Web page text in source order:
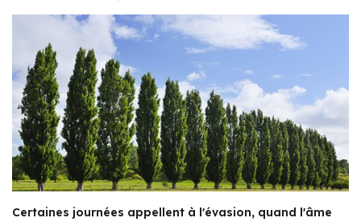
Certaines journées appellent à l'évasion, quand l'âme